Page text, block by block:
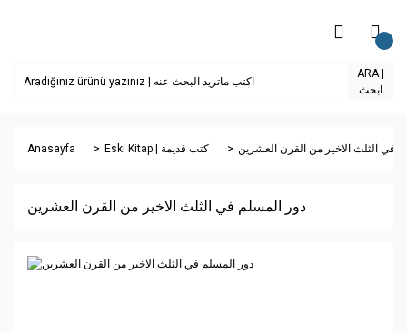
ARA |
ابحث
Anasayfa Eski Kitap | كتب قديمة في الثلث الاخير من القرن العشرين
دور المسلم في الثلث الاخير من القرن العشرين